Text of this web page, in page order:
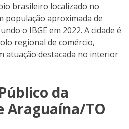
brasileiro localizado no
população aproximada de
o IBGE em 2022. A cidade é
regional de comércio,
atuação destacada no interior
da
Araguaína/TO